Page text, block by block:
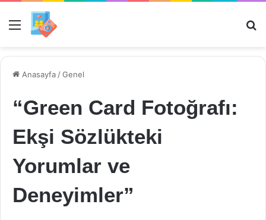
Menü
Anasayfa /Genel
“Green Card Fotoğrafı:
Ekşi Sözlükteki
Yorumlar ve
Deneyimler”